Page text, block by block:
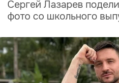
Сергей Лазарев
фото со школьного